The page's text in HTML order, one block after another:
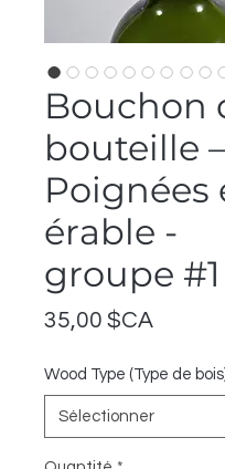
Bouchon
bouteille –
Poignées
érable -
groupe #1
35,00 $CAPrix
Wood Type (Type de